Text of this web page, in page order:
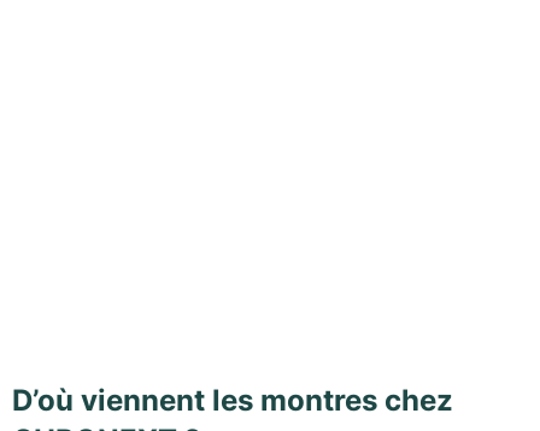
D’où viennent les montres chez